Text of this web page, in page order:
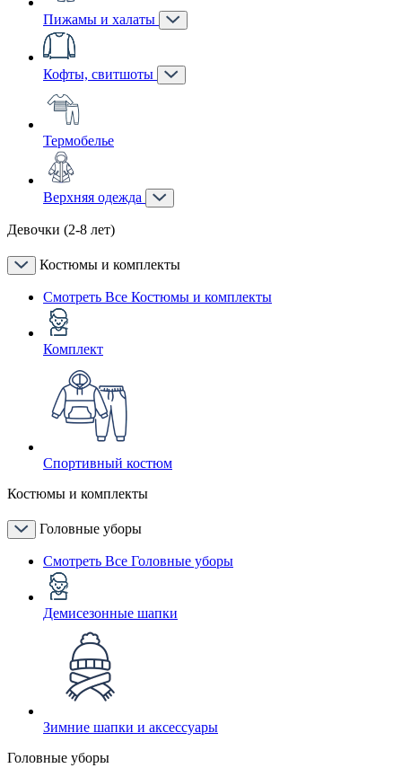
Пижамы и халаты
Кофты, свитшоты
Термобелье
Верхняя одежда
Девочки (2-8 лет)
Костюмы и комплекты
Смотреть Все Костюмы и комплекты
Комплект
Спортивный костюм
Костюмы и комплекты
Головные уборы
Смотреть Все Головные уборы
Демисезонные шапки
Зимние шапки и аксессуары
Головные уборы